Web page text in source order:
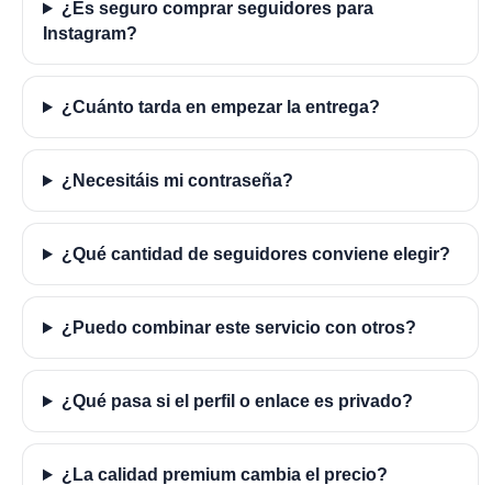
¿Es seguro comprar seguidores para
Instagram?
¿Cuánto tarda en empezar la entrega?
¿Necesitáis mi contraseña?
¿Qué cantidad de seguidores conviene elegir?
¿Puedo combinar este servicio con otros?
¿Qué pasa si el perfil o enlace es privado?
¿La calidad premium cambia el precio?